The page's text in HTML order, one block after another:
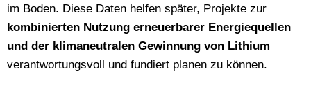
im Boden. Diese Daten helfen später, Projekte zur
kombinierten Nutzung erneuerbarer Energiequellen
und der klimaneutralen Gewinnung von Lithium
verantwortungsvoll und fundiert planen zu können.